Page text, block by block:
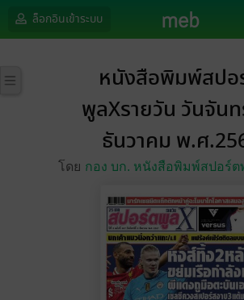
ล็อกอินเข้าระบบ
หนังสือพิมพ์สปอ
พูลXรายวัน วันจัน
ธันวาคม พ.ศ
โดย กอง บก. หนังสือพิมพ์สปอร์ต